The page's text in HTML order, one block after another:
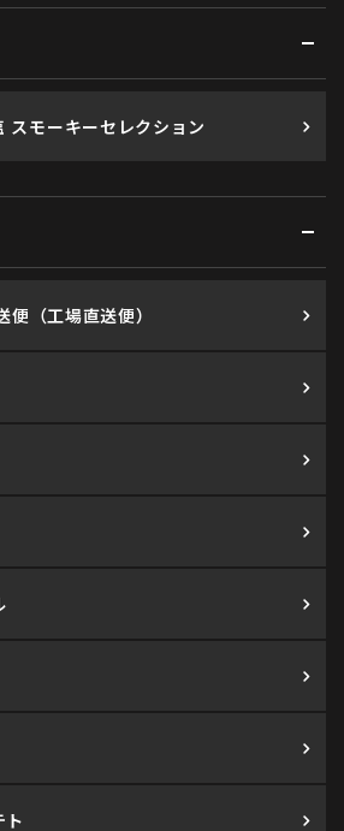
スモーキーセレクション
（工場直送便）
ト